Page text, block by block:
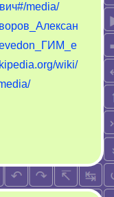
media/
wiki/